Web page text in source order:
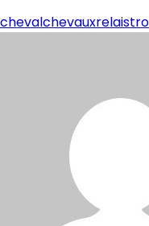
chevalchevauxrelais